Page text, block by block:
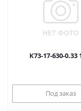
К73-17-630-0.33
Под заказ